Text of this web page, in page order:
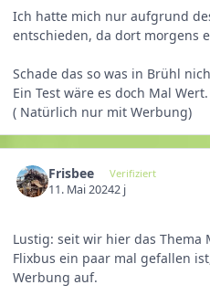
Ich hatte mich nur aufgrund
entschieden, da dort morgens
Schade das so was in Brühl
Ein Test wäre es doch Mal Wert.
( Natürlich nur mit Werbung)
Frisbee Verifiziert
11. Mai 20242 j
Lustig: seit wir hier das
Flixbus ein paar mal gefallen
Werbung auf.